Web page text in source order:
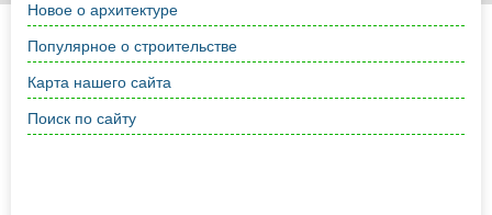
Новое о архитектуре
Популярное о строительстве
Карта нашего сайта
Поиск по сайту